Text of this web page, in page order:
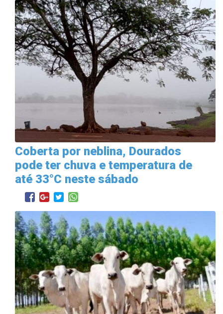
Coberta por neblina, Dourados
pode ter chuva e temperatura de
até 33°C neste sábado